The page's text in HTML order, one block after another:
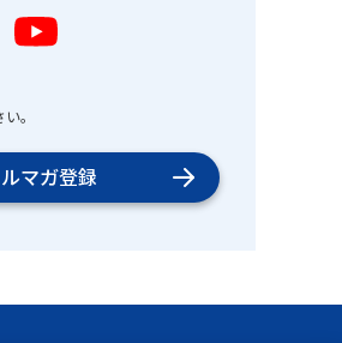
。
マガ登録